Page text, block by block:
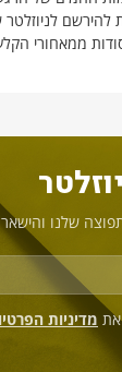
ממאחורי
שלנו
את מדיניות